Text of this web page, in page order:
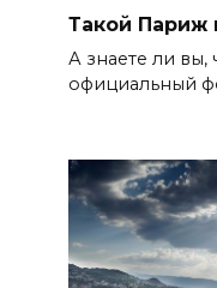
Такой Париж
А знаете ли вы,
официальный